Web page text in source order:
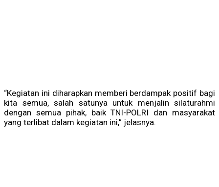
“Kegiatan ini diharapkan memberi berdampak positif bagi
kita semua, salah satunya untuk menjalin silaturahmi
dengan semua pihak, baik TNI-POLRI dan masyarakat
yang terlibat dalam kegiatan ini,” jelasnya.